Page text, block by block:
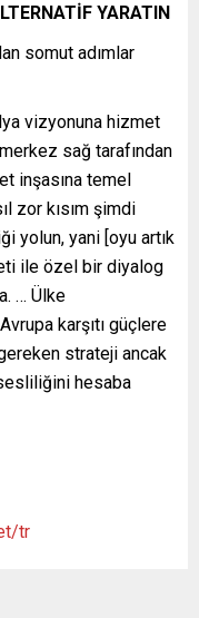
YARATIN
somut adımlar
vizyonuna hizmet
sağ tarafından
inşasına temel
zor kısım şimdi
yolun, yani [oyu artık
ile özel bir diyalog
… Ülke
karşıtı güçlere
strateji ancak
hesaba
tr